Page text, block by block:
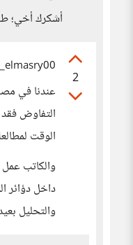
أشكرك أخي؛
2
عندنا في
التفاوض
الوقت
والكاتب
داخل دؤائر
والتحليل